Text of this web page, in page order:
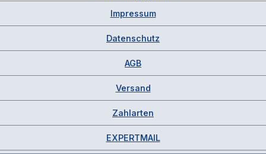
Impressum
Datenschutz
AGB
Versand
Zahlarten
EXPERTMAIL